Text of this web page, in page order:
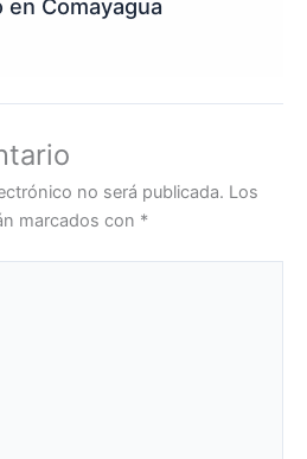
en Comayagua
no será publicada. Los
marcados con *